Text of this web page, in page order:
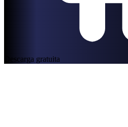
Descarga gratuita